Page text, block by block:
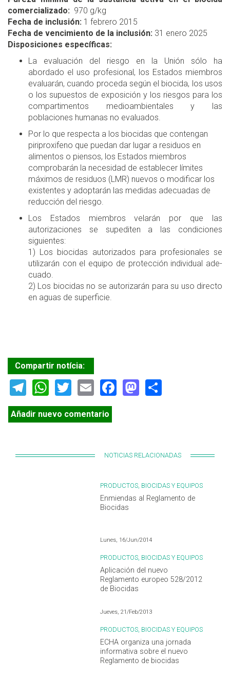
comercializado: 970 g/kg
Fecha de inclusión: 1 febrero 2015
Fecha de vencimiento de la inclusión: 31 enero 2025
Disposiciones específicas:
La evaluación del riesgo en la Unión sólo ha
abordado el uso profesional, los Estados miembros
evaluarán, cuando proceda según el biocida, los usos
o los supuestos de exposición y los riesgos para los
compartimentos medioambientales y las
poblaciones humanas no evaluados.
Por lo que respecta a los biocidas que contengan
piri­proxifeno que puedan dar lugar a residuos en
alimentos o piensos, los Estados miembros
comprobarán la nece­sidad de establecer límites
máximos de residuos (LMR) nuevos o modificar los
existentes y adoptarán las medidas adecuadas de
reducción del riesgo.
Los Estados miembros velarán por que las
autorizacio­nes se supediten a las condiciones
siguientes:
1) Los biocidas autorizados para profesionales se
utili­zarán con el equipo de protección individual ade­
cuado.
2) Los biocidas no se autorizarán para su uso directo
en aguas de superficie.
Compartir notícia:
Telegram
WhatsApp
TwitterEmailFacebook
Mastodon
Añadir nuevo comentario
NOTICIAS RELACIONADAS
PRODUCTOS, BIOCIDAS Y EQUIPOS
Enmiendas al Reglamento de
Biocidas
Lunes, 16/Jun/2014
PRODUCTOS, BIOCIDAS Y EQUIPOS
Aplicación del nuevo
Reglamento europeo 528/2012
de Biocidas
Jueves, 21/Feb/2013
PRODUCTOS, BIOCIDAS Y EQUIPOS
ECHA organiza una jornada
informativa sobre el nuevo
Reglamento de biocidas